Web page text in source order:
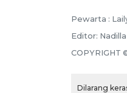
Pewarta :
Editor: Nadilla
COPYRIGHT
Dilarang